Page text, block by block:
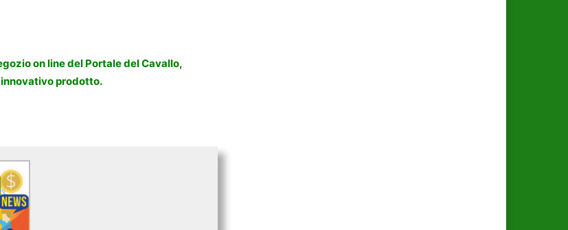
on line del Portale del Cavallo,
prodotto.